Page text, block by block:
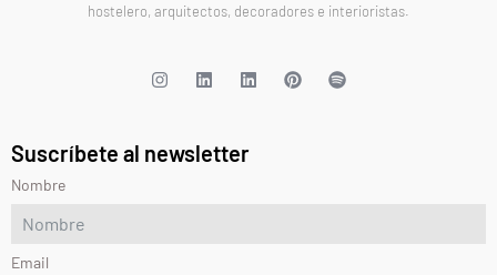
hostelero, arquitectos, decoradores e interioristas.
Suscríbete al newsletter
Nombre
Email